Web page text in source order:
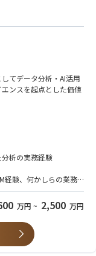
てデータ分析・AI活用
ンスを起点とした価値
とチームを組みなが
、運用設計（MLOps）
見や技術資産を基に、
にも関わっていただき
結ぶ上流工程から現場
およびプロジェクトマ
析の実務経験
経験、何かしらの業務
験N1相当）
の高度な実践経験
なデータ基盤の利用経
万円 ~ 2,500 万円